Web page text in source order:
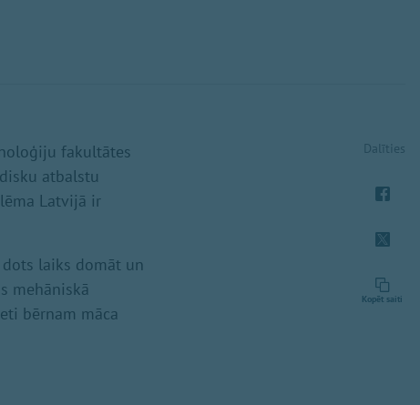
fakultātes
atbalstu
Latvijā ir
laiks domāt un
mehāniskā
bērnam māca
Dalīties
Kopēt saiti